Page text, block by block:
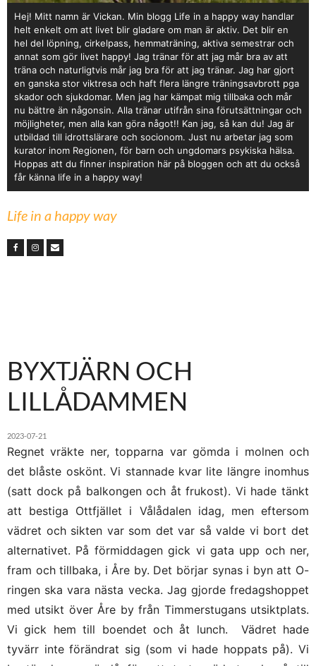
Hej! Mitt namn är Vickan. Min blogg Life in a happy way handlar
helt enkelt om att livet blir gladare om man är aktiv. Det blir en
hel del löpning, cirkelpass, hemmaträning, aktiva semestrar och
annat som gör livet happy! Jag tränar för att jag mår bra av att
träna och naturligtvis mår jag bra för att jag tränar. Jag har gjort
en ganska stor viktresa och haft flera längre träningsavbrott pga
skador och sjukdomar. Men jag har kämpat mig tillbaka och mår
nu bättre än någonsin. Alla tränar utifrån sina förutsättningar och
möjligheter, men alla kan göra något!! Kan jag, så kan du! Jag är
utbildad till idrottslärare och socionom. Just nu arbetar jag som
kurator inom Regionen, för barn och ungdomars psykiska hälsa.
Hoppas att du finner inspiration här på bloggen och att du också
får känna life in a happy way!
Life in a happy way
BYXTJÄRN OCH
LILLÅDAMMEN
2023-07-21
Regnet vräkte ner, topparna var gömda i molnen och
det blåste oskönt. Vi stannade kvar lite längre inomhus
(satt dock på balkongen och åt frukost). Vi hade tänkt
att bestiga Ottfjället i Vålådalen idag, men eftersom
vädret och sikten var som det var så valde vi bort det
alternativet. På förmiddagen gick vi gata upp och ner,
fram och tillbaka, i Åre by. Det börjar synas i byn att O-
ringen ska vara nästa vecka. Jag gjorde fredagshoppet
med utsikt över Åre by från Timmerstugans utsiktplats.
Vi gick hem till boendet och åt lunch. Vädret hade
tyvärr inte förändrat sig (som vi hade hoppats på). Vi